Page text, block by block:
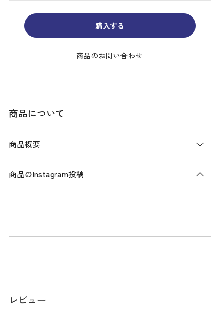
購入する
商品のお問い合わせ
商品について
商品概要
商品説明
し、同系色のカラーでまとめ主張し過ぎない柄を演出。
商品のInstagram投稿
レビュー